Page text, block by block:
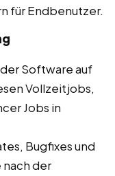
für Endbenutzer.
Software auf
Vollzeitjobs,
Jobs in
Bugfixes und
der